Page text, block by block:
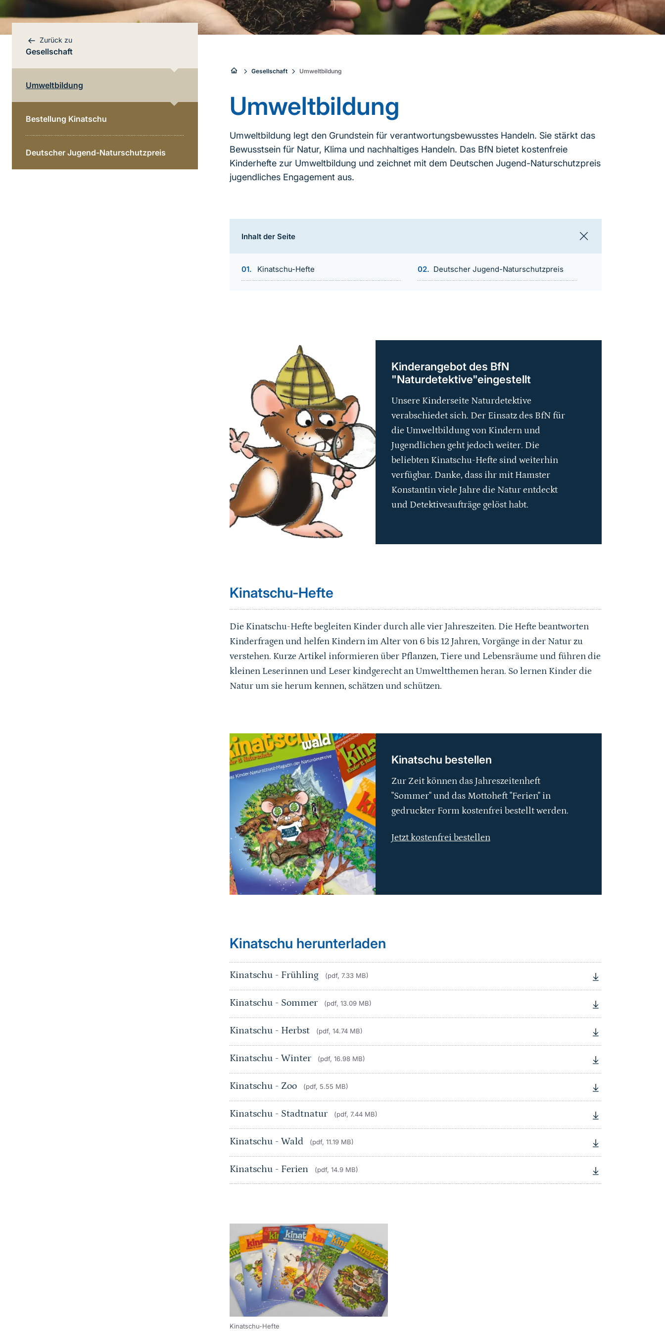
Bereichsnavigation
Zurück zu
Gesellschaft
Umweltbildung
Bestellung Kinatschu
Deutscher Jugend-Naturschutzpreis
Sie
sind
hier:
Gesellschaft Umweltbildung
Umweltbildung
Umweltbildung legt den Grundstein für verantwortungsbewusstes Handeln. Sie stärkt das
Bewusstsein für Natur, Klima und nachhaltiges Handeln. Das BfN bietet kostenfreie
Kinderhefte zur Umweltbildung und zeichnet mit dem Deutschen Jugend-Naturschutzpreis
jugendliches Engagement aus.
Inhalt der Seite
Kinatschu-Hefte Deutscher Jugend-Naturschutzpreis
weiterführender
Kinderangebot des BfN
"Naturdetektive"eingestellt
Unsere Kinderseite Naturdetektive
verabschiedet sich. Der Einsatz des BfN für
die Umweltbildung von Kindern und
Jugendlichen geht jedoch weiter. Die
beliebten Kinatschu-Hefte sind weiterhin
verfügbar. Danke, dass ihr mit Hamster
Konstantin viele Jahre die Natur entdeckt
und Detektiveaufträge gelöst habt.
Kinatschu-Hefte
Die Kinatschu-Hefte begleiten Kinder durch alle vier Jahreszeiten. Die Hefte beantworten
Kinderfragen und helfen Kindern im Alter von 6 bis 12 Jahren, Vorgänge in der Natur zu
verstehen. Kurze Artikel informieren über Pflanzen, Tiere und Lebensräume und führen die
kleinen Leserinnen und Leser kindgerecht an Umweltthemen heran. So lernen Kinder die
Natur um sie herum kennen, schätzen und schützen.
weiterführender
Inhalt
Kinatschu bestellen
Zur Zeit können das Jahreszeitenheft
"Sommer" und das Mottoheft "Ferien" in
gedruckter Form kostenfrei bestellt werden.
Jetzt kostenfrei bestellen
Kinatschu herunterladen
Kinatschu - Frühling (pdf, 7.33 MB)
Kinatschu - Sommer (pdf, 13.09 MB)
Kinatschu - Herbst (pdf, 14.74 MB)
Kinatschu - Winter (pdf, 16.98 MB)
Kinatschu - Zoo (pdf, 5.55 MB)
Kinatschu - Stadtnatur (pdf, 7.44 MB)
Kinatschu - Wald (pdf, 11.19 MB)
Kinatschu - Ferien (pdf, 14.9 MB)
Kinatschu-Hefte